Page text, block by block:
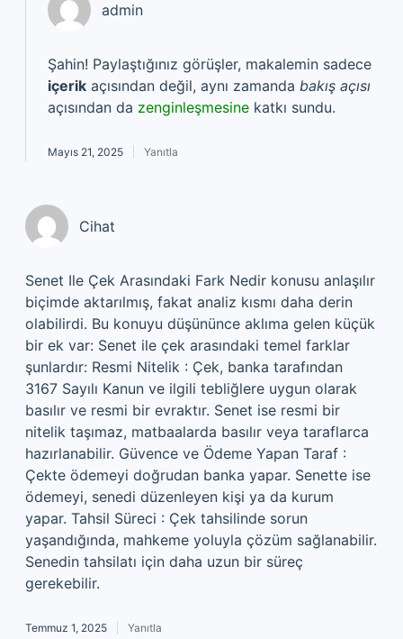
admin
Şahin! Paylaştığınız görüşler, makalemin sadece
içerik açısından değil, aynı zamanda bakış açısı
açısından da zenginleşmesine katkı sundu.
Mayıs 21, 2025 Yanıtla
Cihat
Senet Ile Çek Arasındaki Fark Nedir konusu anlaşılır
biçimde aktarılmış, fakat analiz kısmı daha derin
olabilirdi. Bu konuyu düşününce aklıma gelen küçük
bir ek var: Senet ile çek arasındaki temel farklar
şunlardır: Resmi Nitelik : Çek, banka tarafından
3167 Sayılı Kanun ve ilgili tebliğlere uygun olarak
basılır ve resmi bir evraktır. Senet ise resmi bir
nitelik taşımaz, matbaalarda basılır veya taraflarca
hazırlanabilir. Güvence ve Ödeme Yapan Taraf :
Çekte ödemeyi doğrudan banka yapar. Senette ise
ödemeyi, senedi düzenleyen kişi ya da kurum
yapar. Tahsil Süreci : Çek tahsilinde sorun
yaşandığında, mahkeme yoluyla çözüm sağlanabilir.
Senedin tahsilatı için daha uzun bir süreç
gerekebilir.
Temmuz 1, 2025 Yanıtla